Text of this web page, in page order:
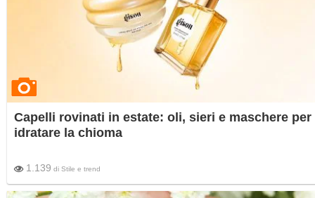
Capelli rovinati in estate: oli, sieri e maschere per
idratare la chioma
1.139 di Stile e trend